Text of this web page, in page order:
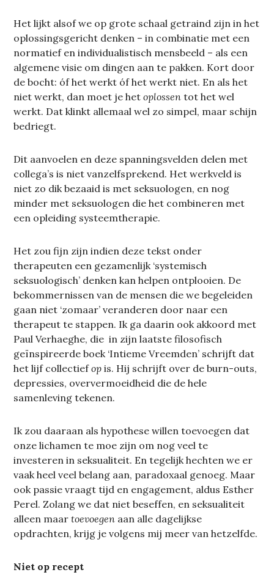
Het lijkt alsof we op grote schaal getraind zijn in het
oplossingsgericht denken – in combinatie met een
normatief en individualistisch mensbeeld – als een
algemene visie om dingen aan te pakken. Kort door
de bocht: óf het werkt óf het werkt niet. En als het
niet werkt, dan moet je hetoplossen tot het wel
werkt. Dat klinkt allemaal wel zo simpel, maar schijn
bedriegt.
Dit aanvoelen en deze spanningsvelden delen met
collega’s is niet vanzelfsprekend. Het werkveld is
niet zo dik bezaaid is met seksuologen, en nog
minder met seksuologen die het combineren met
een opleiding systeemtherapie.
Het zou fijn zijn indien deze tekst onder
therapeuten een gezamenlijk ‘systemisch
seksuologisch’ denken kan helpen ontplooien. De
bekommernissen van de mensen die we begeleiden
gaan niet ‘zomaar’ veranderen door naar een
therapeut te stappen. Ik ga daarin ook akkoord met
Paul Verhaeghe, die in zijn laatste filosofisch
geïnspireerde boek ‘Intieme Vreemden’ schrijft dat
het lijf collectiefop is. Hij schrijft over de burn-outs,
depressies, oververmoeidheid die de hele
samenleving tekenen.
Ik zou daaraan als hypothese willen toevoegen dat
onze lichamen te moe zijn om nog veel te
investeren in seksualiteit. En tegelijk hechten we er
vaak heel veel belang aan, paradoxaal genoeg. Maar
ook passie vraagt tijd en engagement, aldus Esther
Perel. Zolang we dat niet beseffen, en seksualiteit
alleen maartoevoegen aan alle dagelijkse
opdrachten, krijg je volgens mij meer van hetzelfde.
Niet op recept